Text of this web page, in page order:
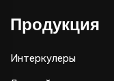
Продукция
Интеркулеры